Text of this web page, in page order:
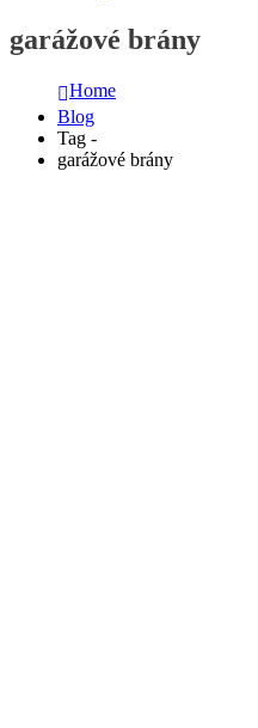
garážové brány
Home
Blog
Tag -
garážové brány